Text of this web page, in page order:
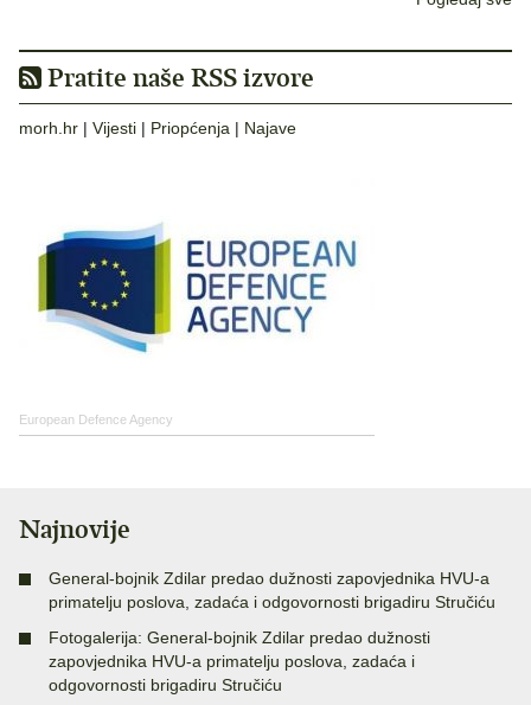
Pratite naše RSS izvore
morh.hr | Vijesti | Priopćenja | Najave
European Defence Agency
Najnovije
General-bojnik Zdilar predao dužnosti zapovjednika HVU-a
primatelju poslova, zadaća i odgovornosti brigadiru Stručiću
Fotogalerija: General-bojnik Zdilar predao dužnosti
zapovjednika HVU-a primatelju poslova, zadaća i
odgovornosti brigadiru Stručiću